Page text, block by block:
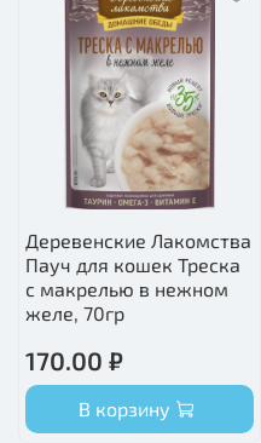
Деревенские Лакомства
Пауч для кошек Треска
с макрелью в нежном
желе, 70гр
170.00 ₽
В корзину